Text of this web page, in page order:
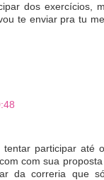
dos exercícios,
te enviar pra tu
participar até o
com sua
da correria que